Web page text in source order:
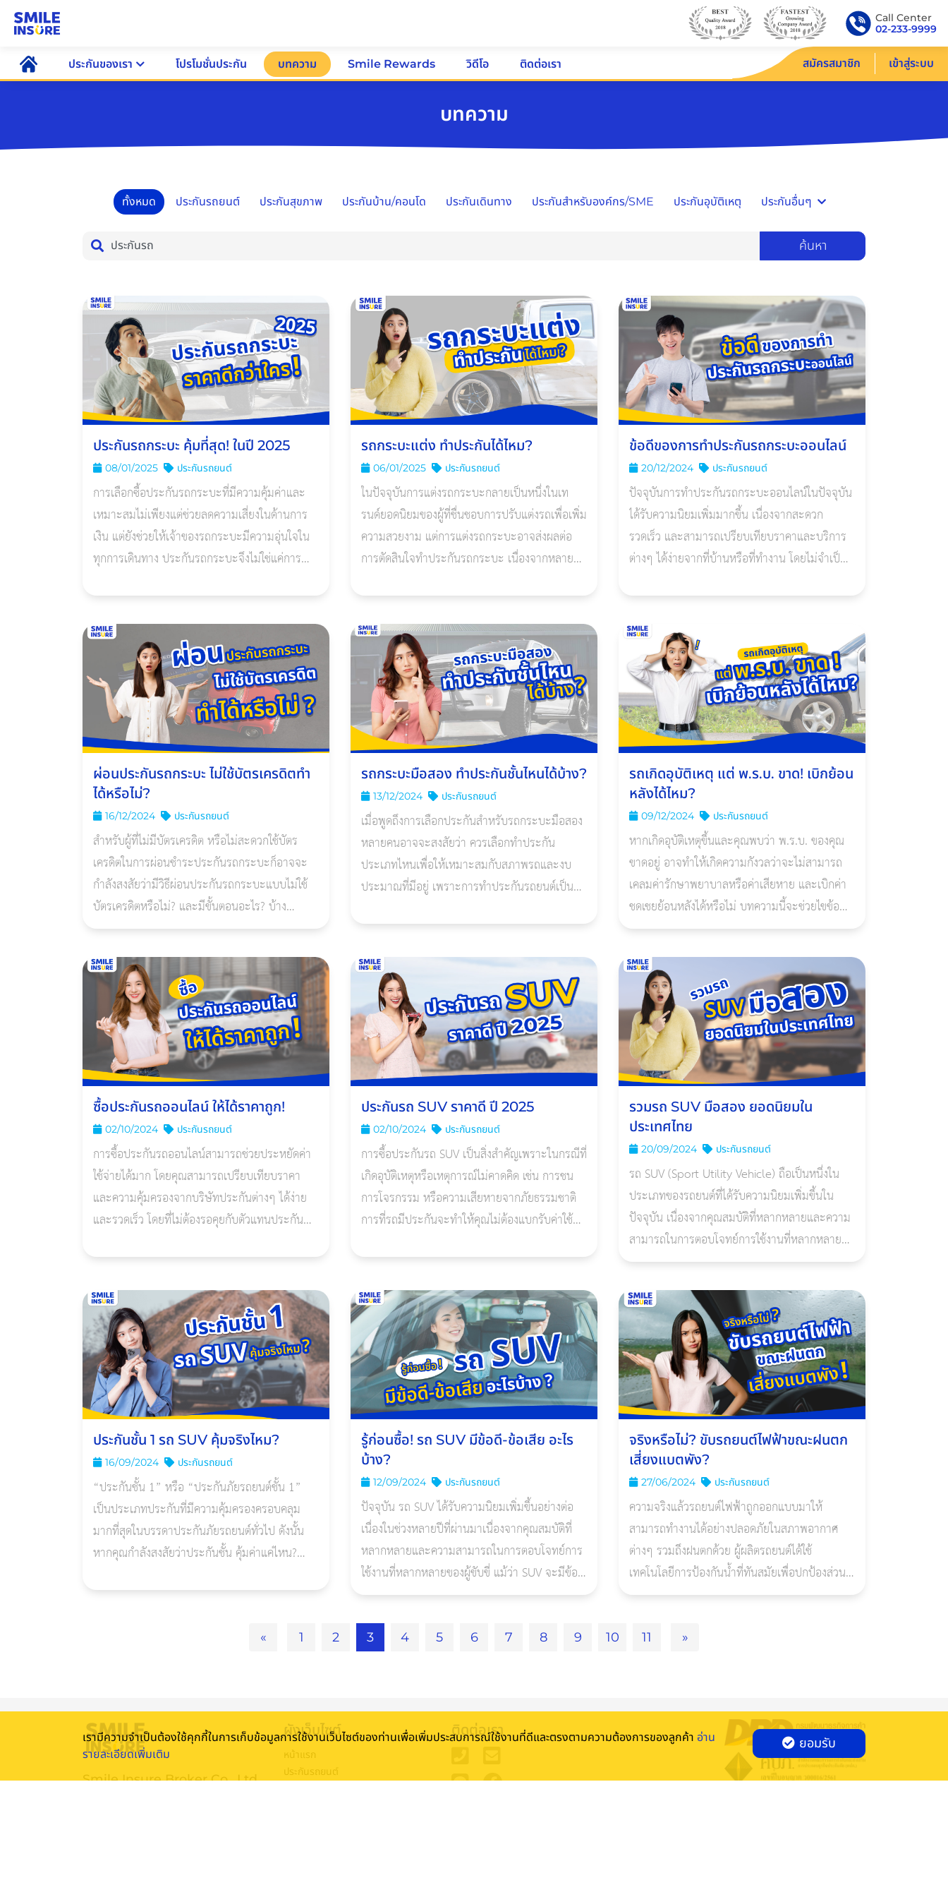
Call Center
02-233-9999
ประกันของเรา โปรโมชั่นประกัน บทความ Smile Rewards วิดีโอ ติดต่อเรา สมัครสมาชิก เข้าสู่ระบบ
บทความ
ทั้งหมด ประกันรถยนต์ ประกันสุขภาพ ประกันบ้าน/คอนโด ประกันเดินทาง ประกันสำหรับองค์กร/SME ประกันอุบัติเหตุ ประกันอื่นๆ
ค้นหา
ประกันรถกระบะ คุ้มที่สุด! ในปี 2025
08/01/2025 ประกันรถยนต์
การเลือกซื้อประกันรถกระบะที่มีความคุ้มค่าและ
เหมาะสมไม่เพียงแต่ช่วยลดความเสี่ยงในด้านการ
เงิน แต่ยังช่วยให้เจ้าของรถกระบะมีความอุ่นใจใน
ทุกการเดินทาง ประกันรถกระบะจึงไม่ใช่แค่การ
กับผู้ขับขี่และสินทรัพย์สิน
รถกระบะแต่ง ทําประกันได้ไหม?
06/01/2025 ประกันรถยนต์
ในปัจจุบันการแต่งรถกระบะกลายเป็นหนึ่งในเท
รนด์ยอดนิยมของผู้ที่ชื่นชอบการปรับแต่งรถเพื่อเพิ่ม
ความสวยงาม แต่การแต่งรถกระบะอาจส่งผลต่อ
การตัดสินใจทำประกันรถกระบะ เนื่องจากหลาย
การรับประกัน
ข้อดีของการทําประกันรถกระบะออนไลน์
20/12/2024 ประกันรถยนต์
ปัจจุบันการทำประกันรถกระบะออนไลน์ในปัจจุบัน
ได้รับความนิยมเพิ่มมากขึ้น เนื่องจากสะดวก
รวดเร็ว และสามารถเปรียบเทียบราคาและบริการ
ต่างๆ ได้ง่ายจากที่บ้านหรือที่ทำงาน โดยไม่จำเป็น
ผ่อนประกันรถกระบะ ไม่ใช้บัตรเครดิตทํา
ได้หรือไม่?
16/12/2024 ประกันรถยนต์
สำหรับผู้ที่ไม่มีบัตรเครดิต หรือไม่สะดวกใช้บัตร
เครดิตในการผ่อนชำระประกันรถกระบะก็อาจจะ
กำลังสงสัยว่ามีวิธีผ่อนประกันรถกระบะแบบไม่ใช้
บัตรเครดิตหรือไม่? และมีขั้นตอนอะไร? บ้าง
บทความนี้จะช่วยทำให้คุณเข้าใจเกี่ยวกับการผ่อน
รถกระบะมือสอง ทําประกันชั้นไหนได้บ้าง?
13/12/2024 ประกันรถยนต์
เมื่อพูดถึงการเลือกประกันสำหรับรถกระบะมือสอง
หลายคนอาจจะสงสัยว่า ควรเลือกทำประกัน
ประเภทไหนเพื่อให้เหมาะสมกับสภาพรถและงบ
ประมาณที่มีอยู่ เพราะการทำประกันรถยนต์เป็นสิ่ง
ที่เหมาะสมสำหรับรถกระบะมือสอง
รถเกิดอุบัติเหตุ แต่ พ.ร.บ. ขาด! เบิกย้อน
หลังได้ไหม?
09/12/2024 ประกันรถยนต์
หากเกิดอุบัติเหตุขึ้นและคุณพบว่า พ.ร.บ. ของคุณ
ขาดอยู่ อาจทำให้เกิดความกังวลว่าจะไม่สามารถ
เคลมค่ารักษาพยาบาลหรือค่าเสียหาย และเบิกค่า
ชดเชยย้อนหลังได้หรือไม่ บทความนี้จะช่วยไขข้อ
สงสัยและอธิบายข้อมูลที่จำเป็นให้เข้าใจชัดเจนยิ่ง
ซื้อประกันรถออนไลน์ ให้ได้ราคาถูก!
02/10/2024 ประกันรถยนต์
การซื้อประกันรถออนไลน์สามารถช่วยประหยัดค่า
ใช้จ่ายได้มาก โดยคุณสามารถเปรียบเทียบราคา
และความคุ้มครองจากบริษัทประกันต่างๆ ได้ง่าย
และรวดเร็ว โดยที่ไม่ต้องรอคุยกับตัวแทนประกัน
ประกันรถ SUV ราคาดี ปี 2025
02/10/2024 ประกันรถยนต์
การซื้อประกันรถ SUV เป็นสิ่งสำคัญเพราะในกรณีที่
เกิดอุบัติเหตุหรือเหตุการณ์ไม่คาดคิด เช่น การชน
การโจรกรรม หรือความเสียหายจากภัยธรรมชาติ
การที่รถมีประกันจะทำให้คุณไม่ต้องแบกรับค่าใช้
ลงทุนที่ช่วยเพิ่มความอุ่นใจ
รวมรถ SUV มือสอง ยอดนิยมใน
ประเทศไทย
20/09/2024 ประกันรถยนต์
รถ SUV (Sport Utility Vehicle) ถือเป็นหนึ่งใน
ประเภทของรถยนต์ที่ได้รับความนิยมเพิ่มขึ้นใน
ปัจจุบัน เนื่องจากคุณสมบัติที่หลากหลายและความ
สามารถในการตอบโจทย์การใช้งานที่หลากหลาย
ของผู้ขับขี่ทําให้ได้รับความนิยมอย่างมาก
ประกันชั้น 1 รถ SUV คุ้มจริงไหม?
16/09/2024 ประกันรถยนต์
“ประกันชั้น 1” หรือ “ประกันภัยรถยนต์ชั้น 1”
เป็นประเภทประกันที่มีความคุ้มครองครอบคลุม
มากที่สุดในบรรดาประกันภัยรถยนต์ทั่วไป ดังนั้น
หากคุณกำลังสงสัยว่าประกันชั้น คุ้มค่าแค่ไหน?
ประกันรถยนต์มากขึ้น
รู้ก่อนซื้อ! รถ SUV มีข้อดี-ข้อเสีย อะไร
บ้าง?
12/09/2024 ประกันรถยนต์
ปัจจุบัน รถ SUV ได้รับความนิยมเพิ่มขึ้นอย่างต่อ
เนื่องในช่วงหลายปีที่ผ่านมาเนื่องจากคุณสมบัติที่
หลากหลายและความสามารถในการตอบโจทย์การ
ใช้งานที่หลากหลายของผู้ขับขี่ แม้ว่า SUV จะมีข้อดี
หลายประการ แต่ก็ยังมีข้อเสียที่ควรพิจารณาเพื่อ
จริงหรือไม่? ขับรถยนต์ไฟฟ้าขณะฝนตก
เสี่ยงแบตพัง?
27/06/2024 ประกันรถยนต์
ความจริงแล้วรถยนต์ไฟฟ้าถูกออกแบบมาให้
สามารถทำงานได้อย่างปลอดภัยในสภาพอากาศ
ต่างๆ รวมถึงฝนตกด้วย ผู้ผลิตรถยนต์ได้ใช้
เทคโนโลยีการป้องกันน้ำที่ทันสมัยเพื่อปกป้องส่วน
ประกอบสำคัญ เช่น แบตเตอรี่และระบบไฟฟ้า แต่
ไหม?
« 1 2 3 4 5 6 7 8 9 10 11 »
Smile Insure Broker Co., Ltd.
ผังเว็บไซต์
หน้าแรก
ประกันรถยนต์
ติดต่อเรา
เรามีความจำเป็นต้องใช้คุกกี้ในการเก็บข้อมูลการใช้งานเว็บไซต์ของท่านเพื่อเพิ่มประสบการณ์ใช้งานที่ดีและตรงตามความต้องการของลูกค้า อ่าน
รายละเอียดเพิ่มเติม
ยอมรับ